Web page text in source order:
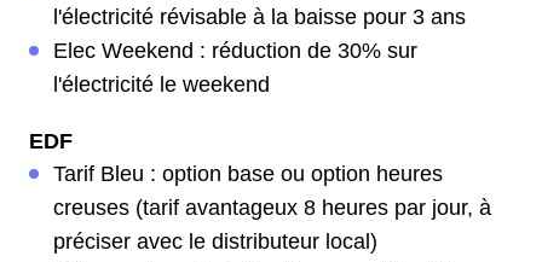
l'électricité révisable à la baisse pour 3 ans
Elec Weekend : réduction de 30% sur
l'électricité le weekend
EDF
Tarif Bleu : option base ou option heures
creuses (tarif avantageux 8 heures par jour, à
préciser avec le distributeur local)